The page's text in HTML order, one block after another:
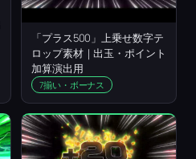
「プラス500」上乗せ数字テ
ロップ素材｜出玉・ポイント
加算演出用
7揃い・ボーナス